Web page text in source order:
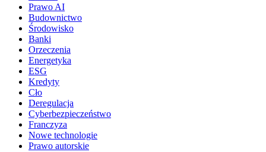
Prawo AI
Budownictwo
Środowisko
Banki
Orzeczenia
Energetyka
ESG
Kredyty
Cło
Deregulacja
Cyberbezpieczeństwo
Franczyza
Nowe technologie
Prawo autorskie